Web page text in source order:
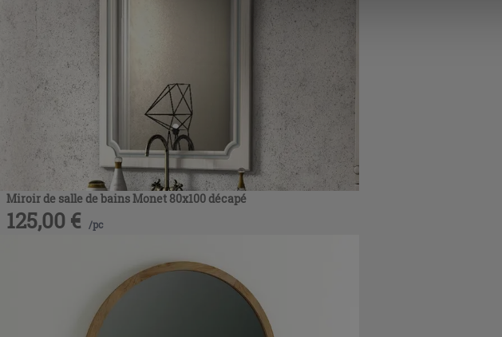
Miroir de salle de bains Monet 80x100 décapé
125,00 € /pc